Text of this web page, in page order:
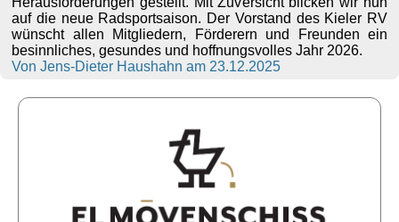
auf die neue Radsportsaison. Der Vorstand des Kieler RV
wünscht allen Mitgliedern, Förderern und Freunden ein
besinnliches, gesundes und hoffnungsvolles Jahr 2026.
Von Jens-Dieter Haushahn am 23.12.2025